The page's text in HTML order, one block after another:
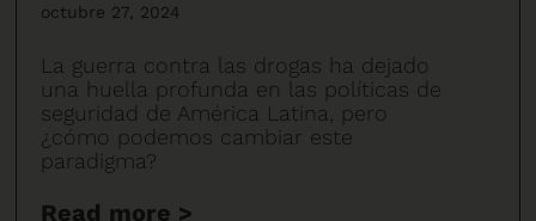
octubre 27, 2024
La guerra contra las drogas ha dejado
una huella profunda en las políticas de
seguridad de América Latina, pero
¿cómo podemos cambiar este
paradigma?
Read more >